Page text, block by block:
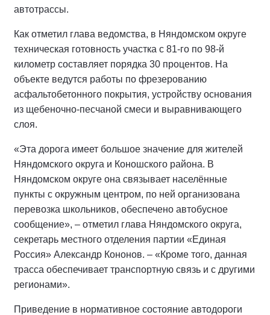
автотрассы.
Как отметил глава ведомства, в Няндомском округе
техническая готовность участка с 81-го по 98-й
километр составляет порядка 30 процентов. На
объекте ведутся работы по фрезерованию
асфальтобетонного покрытия, устройству основания
из щебеночно-песчаной смеси и выравнивающего
слоя.
«Эта дорога имеет большое значение для жителей
Няндомского округа и Коношского района. В
Няндомском округе она связывает населённые
пункты с окружным центром, по ней организована
перевозка школьников, обеспечено автобусное
сообщение», – отметил глава Няндомского округа,
секретарь местного отделения партии «Единая
Россия» Александр Кононов. – «Кроме того, данная
трасса обеспечивает транспортную связь и с другими
регионами».
Приведение в нормативное состояние автодороги